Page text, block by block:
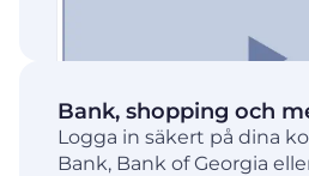
Bank, shopping och
Logga in säkert på dina
Bank, Bank of Georgia